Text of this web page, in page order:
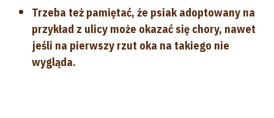
Trzeba też pamiętać, że psiak adoptowany na
przykład z ulicy może okazać się chory, nawet
jeśli na pierwszy rzut oka na takiego nie
wygląda.